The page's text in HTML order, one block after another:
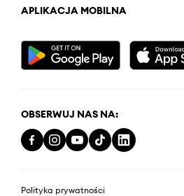
APLIKACJA MOBILNA
OBSERWUJ NAS NA:
Polityka prywatności